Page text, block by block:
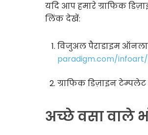
यदि आप हमारे ग्राफिक
लिंक देखें:
विजुअल पैराडाइम
paradigm.com/infoart/
ग्राफिक डिज़ाइन टेम्पलेट
अच्छे वसा वाले